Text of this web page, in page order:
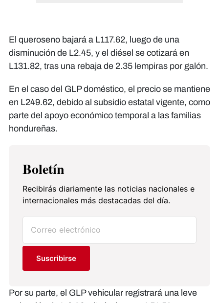
El queroseno bajará a L117.62, luego de una
disminución de L2.45, y el diésel se cotizará en
L131.82, tras una rebaja de 2.35 lempiras por galón.
En el caso del GLP doméstico, el precio se mantiene
en L249.62, debido al subsidio estatal vigente, como
parte del apoyo económico temporal a las familias
hondureñas.
Boletín
Recibirás diariamente las noticias nacionales e
internacionales más destacadas del día.
Suscribirse
Por su parte, el GLP vehicular registrará una leve